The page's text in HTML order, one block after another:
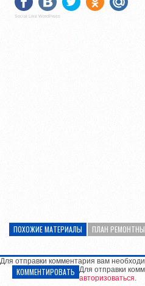
Social Like WordPress
ПОХОЖИЕ МАТЕРИАЛЫ ПЛАН
Для отправки комментария вам
КОММЕНТИРОВАТЬ Для отправки
авторизоваться.